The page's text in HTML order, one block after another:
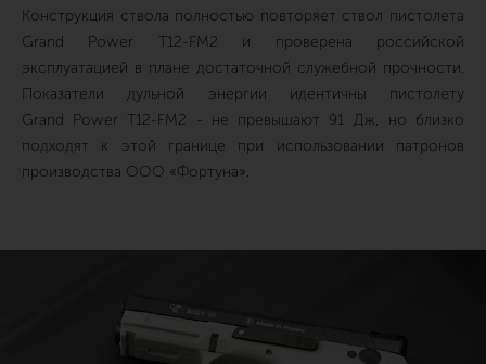
Конструкция ствола полностью повторяет ствол пистолета
Grand Power T12-FM2 и проверена российской
эксплуатацией в плане достаточной служебной прочности.
Показатели дульной энергии идентичны пистолету
Grand Power T12-FM2 - не превышают 91 Дж, но близко
подходят к этой границе при использовании патронов
производства ООО «Фортуна».